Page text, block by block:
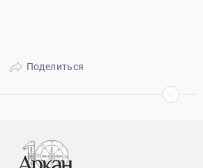
Поделиться